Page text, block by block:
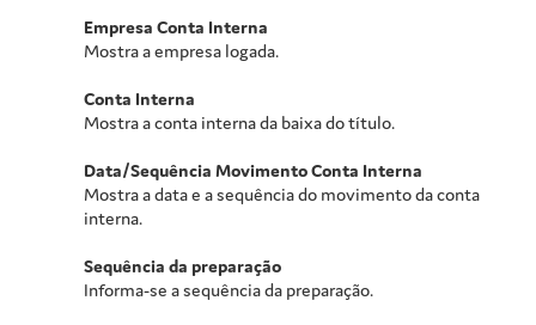
Empresa Conta Interna
Mostra a empresa logada.
Conta Interna
Mostra a conta interna da baixa do título.
Data/Sequência Movimento Conta Interna
Mostra a data e a sequência do movimento da conta
interna.
Sequência da preparação
Informa-se a sequência da preparação.